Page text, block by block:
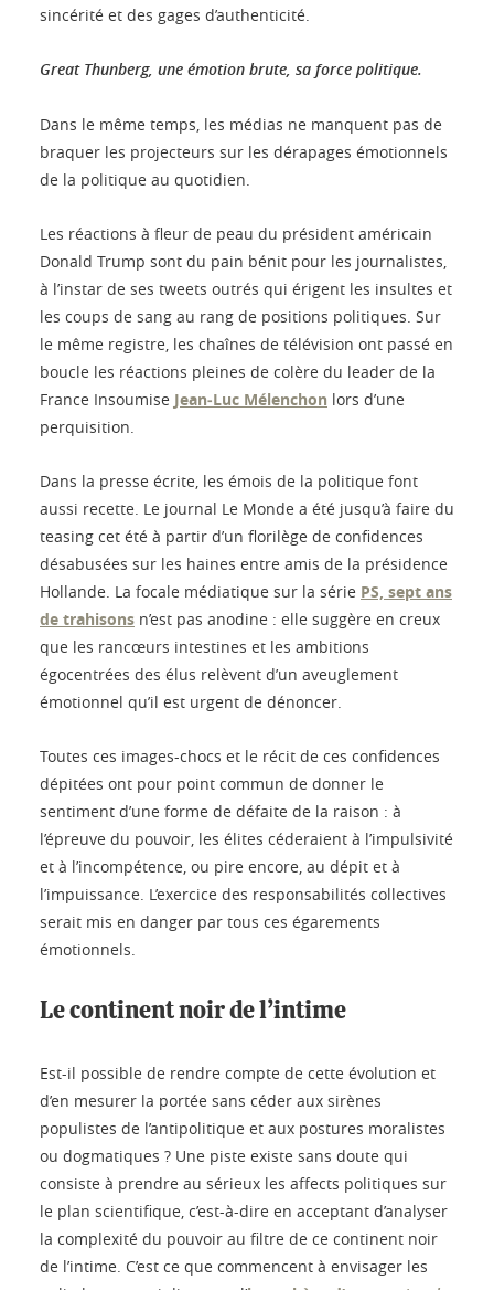
sincérité et des gages d’authenticité.
Great Thunberg, une émotion brute, sa force politique.
Dans le même temps, les médias ne manquent pas de
braquer les projecteurs sur les dérapages émotionnels
de la politique au quotidien.
Les réactions à fleur de peau du président américain
Donald Trump sont du pain bénit pour les journalistes,
à l’instar de ses tweets outrés qui érigent les insultes et
les coups de sang au rang de positions politiques. Sur
le même registre, les chaînes de télévision ont passé en
boucle les réactions pleines de colère du leader de la
France Insoumise Jean‑Luc Mélenchon lors d’une
perquisition.
Dans la presse écrite, les émois de la politique font
aussi recette. Le journal Le Monde a été jusqu’à faire du
teasing cet été à partir d’un florilège de confidences
désabusées sur les haines entre amis de la présidence
Hollande. La focale médiatique sur la série PS, sept ans
de trahisons n’est pas anodine : elle suggère en creux
que les rancœurs intestines et les ambitions
égocentrées des élus relèvent d’un aveuglement
émotionnel qu’il est urgent de dénoncer.
Toutes ces images-chocs et le récit de ces confidences
dépitées ont pour point commun de donner le
sentiment d’une forme de défaite de la raison : à
l’épreuve du pouvoir, les élites céderaient à l’impulsivité
et à l’incompétence, ou pire encore, au dépit et à
l’impuissance. L’exercice des responsabilités collectives
serait mis en danger par tous ces égarements
émotionnels.
Le continent noir de l’intime
Est-il possible de rendre compte de cette évolution et
d’en mesurer la portée sans céder aux sirènes
populistes de l’antipolitique et aux postures moralistes
ou dogmatiques ? Une piste existe sans doute qui
consiste à prendre au sérieux les affects politiques sur
le plan scientifique, c’est-à-dire en acceptant d’analyser
la complexité du pouvoir au filtre de ce continent noir
de l’intime. C’est ce que commencent à envisager les